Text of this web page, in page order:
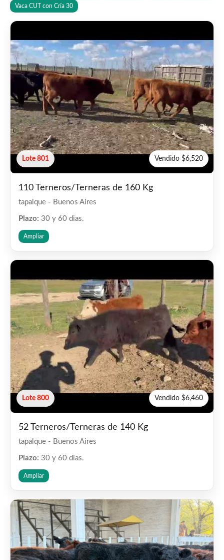
Vaca CUT con Cría 30
Lote 801 Vendido $6,520
110 Terneros/Terneras de 160 Kg
tapalque - Buenos Aires
Plazo: 30 y 60 dias.
Ampliar
Lote 800 Vendido $6,460
52 Terneros/Terneras de 140 Kg
tapalque - Buenos Aires
Plazo: 30 y 60 dias.
Ampliar